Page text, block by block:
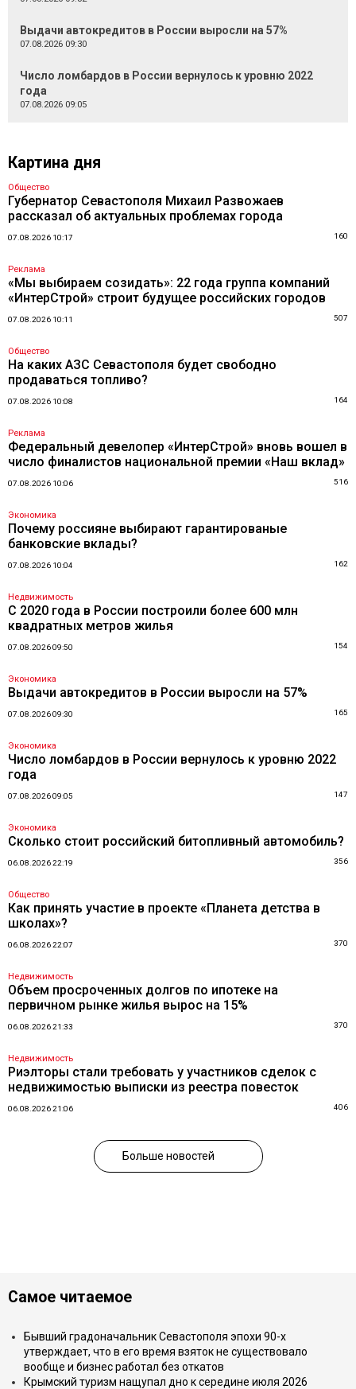
Выдачи автокредитов в России выросли на 57%
07.08.2026 09:30
Число ломбардов в России вернулось к уровню 2022
года
07.08.2026 09:05
Картина дня
Общество
Губернатор Севастополя Михаил Развожаев
рассказал об актуальных проблемах города
07.08.2026 10:17 160
Реклама
«Мы выбираем созидать»: 22 года группа компаний
«ИнтерСтрой» строит будущее российских городов
07.08.2026 10:11 507
Общество
На каких АЗС Севастополя будет свободно
продаваться топливо?
07.08.2026 10:08 164
Реклама
Федеральный девелопер «ИнтерСтрой» вновь вошел в
число финалистов национальной премии «Наш вклад»
07.08.2026 10:06 516
Экономика
Почему россияне выбирают гарантированые
банковские вклады?
07.08.2026 10:04 162
Недвижимость
С 2020 года в России построили более 600 млн
квадратных метров жилья
07.08.2026 09:50 154
Экономика
Выдачи автокредитов в России выросли на 57%
07.08.2026 09:30 165
Экономика
Число ломбардов в России вернулось к уровню 2022
года
07.08.2026 09:05 147
Экономика
Сколько стоит российский битопливный автомобиль?
06.08.2026 22:19 356
Общество
Как принять участие в проекте «Планета детства в
школах»?
06.08.2026 22:07 370
Недвижимость
Объем просроченных долгов по ипотеке на
первичном рынке жилья вырос на 15%
06.08.2026 21:33 370
Недвижимость
Риэлторы стали требовать у участников сделок с
недвижимостью выписки из реестра повесток
06.08.2026 21:06 406
Больше новостей
Самое читаемое
Бывший градоначальник Севастополя эпохи 90-х
утверждает, что в его время взяток не существовало
вообще и бизнес работал без откатов
Крымский туризм нащупал дно к середине июля 2026